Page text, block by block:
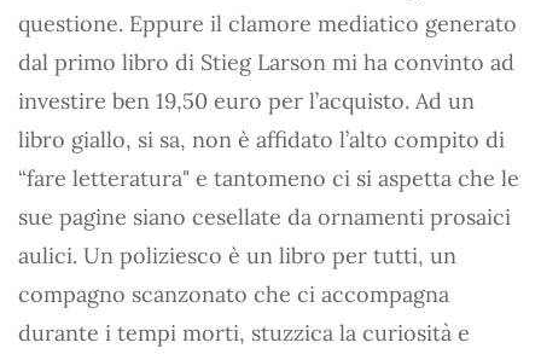
questione. Eppure il clamore mediatico generato
dal primo libro di Stieg Larson mi ha convinto ad
investire ben 19,50 euro per l’acquisto. Ad un
libro giallo, si sa, non è affidato l’alto compito di
“fare letteratura" e tantomeno ci si aspetta che le
sue pagine siano cesellate da ornamenti prosaici
aulici. Un poliziesco è un libro per tutti, un
compagno scanzonato che ci accompagna
durante i tempi morti, stuzzica la curiosità e